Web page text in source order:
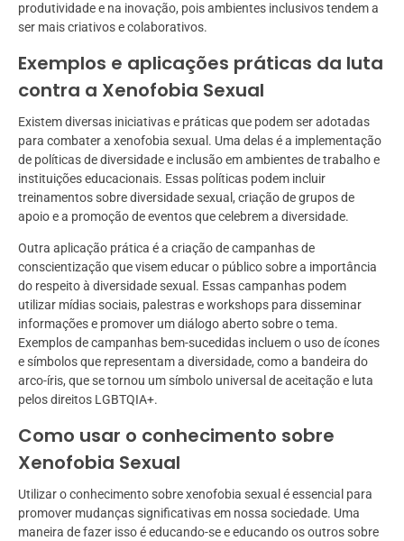
produtividade e na inovação, pois ambientes inclusivos tendem a
ser mais criativos e colaborativos.
Exemplos e aplicações práticas da luta
contra a Xenofobia Sexual
Existem diversas iniciativas e práticas que podem ser adotadas
para combater a xenofobia sexual. Uma delas é a implementação
de políticas de diversidade e inclusão em ambientes de trabalho e
instituições educacionais. Essas políticas podem incluir
treinamentos sobre diversidade sexual, criação de grupos de
apoio e a promoção de eventos que celebrem a diversidade.
Outra aplicação prática é a criação de campanhas de
conscientização que visem educar o público sobre a importância
do respeito à diversidade sexual. Essas campanhas podem
utilizar mídias sociais, palestras e workshops para disseminar
informações e promover um diálogo aberto sobre o tema.
Exemplos de campanhas bem-sucedidas incluem o uso de ícones
e símbolos que representam a diversidade, como a bandeira do
arco-íris, que se tornou um símbolo universal de aceitação e luta
pelos direitos LGBTQIA+.
Como usar o conhecimento sobre
Xenofobia Sexual
Utilizar o conhecimento sobre xenofobia sexual é essencial para
promover mudanças significativas em nossa sociedade. Uma
maneira de fazer isso é educando-se e educando os outros sobre